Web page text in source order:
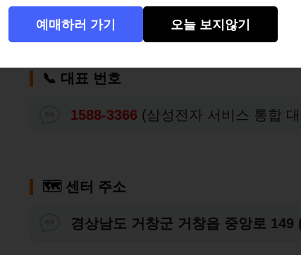
거창 센터는 거창 군민들이 쉽게 접근할
비스 이용이 매우 편리합니다.
📞 대표 번호
1588-3366 (삼성전자 서비스 통합
🗺️ 센터 주소
경상남도 거창군 거창읍 중앙로 149
예매하러 가기 오늘 보지않기